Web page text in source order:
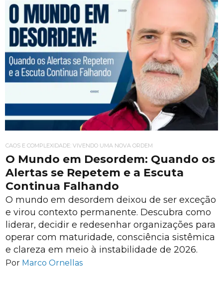
CAOS E COMPLEXIDADE: VIVENDO UMA NOVA ORDEM
O Mundo em Desordem: Quando os
Alertas se Repetem e a Escuta
Continua Falhando
O mundo em desordem deixou de ser exceção
e virou contexto permanente. Descubra como
liderar, decidir e redesenhar organizações para
operar com maturidade, consciência sistêmica
e clareza em meio à instabilidade de 2026.
Por Marco Ornellas